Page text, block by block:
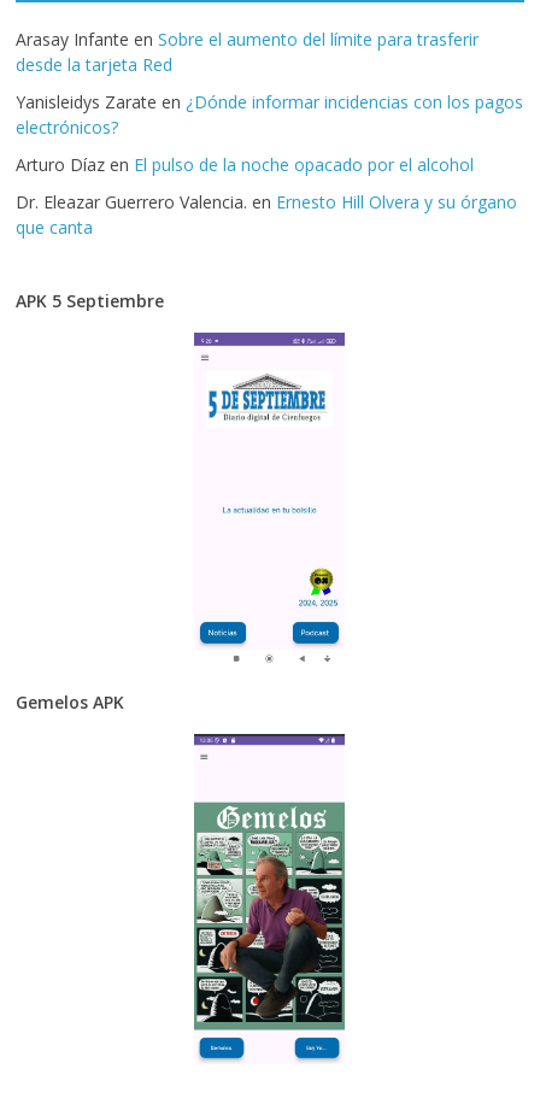
Arasay Infante enSobre el aumento del límite para trasferir
desde la tarjeta Red
Yanisleidys Zarate en ¿Dónde informar incidencias con los pagos
electrónicos?
Arturo Díaz en El pulso de la noche opacado por el alcohol
Dr. Eleazar Guerrero Valencia. en Ernesto Hill Olvera y su órgano
que canta
APK 5 Septiembre
Gemelos APK